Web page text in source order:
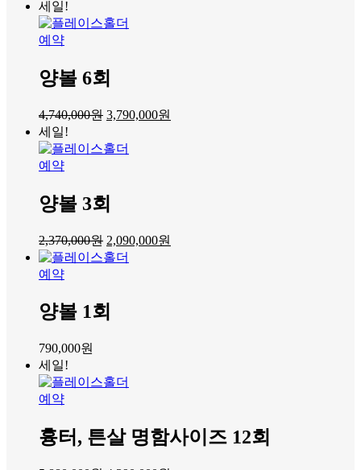
세일!
예약
양볼 6회
4,740,000원 3,790,000원
세일!
예약
양볼 3회
2,370,000원 2,090,000원
예약
양볼 1회
790,000원
세일!
예약
흉터, 튼살 명함사이즈 12회